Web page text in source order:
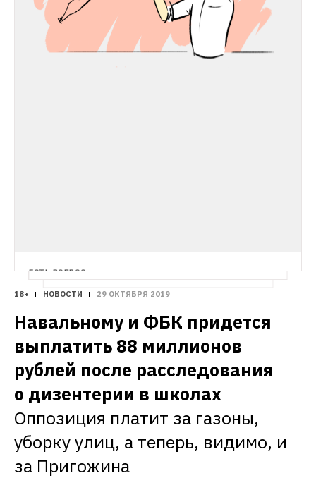
Госдуме
ЕСТЬ ВОПРОС
с помощью экспертов отвечать на самые
странные вопросы о жизни, которыми
задаются горожане
18+ НОВОСТИ 29 ОКТЯБРЯ 2019
Навальному и ФБК придется
выплатить 88 миллионов
рублей после расследования
о дизентерии в школах
Оппозиция платит за газоны,
уборку улиц, а теперь, видимо, и
за Пригожина